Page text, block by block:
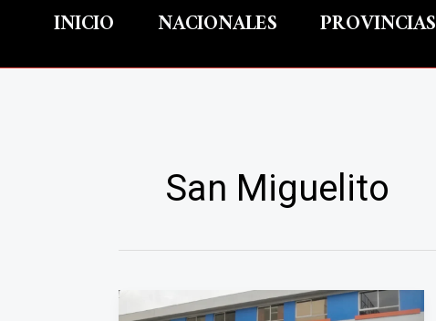
INICIO NACIONALES PROVINCIAS
San Miguelito